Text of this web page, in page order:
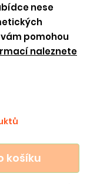
nese
pomohou
naleznete
košíku